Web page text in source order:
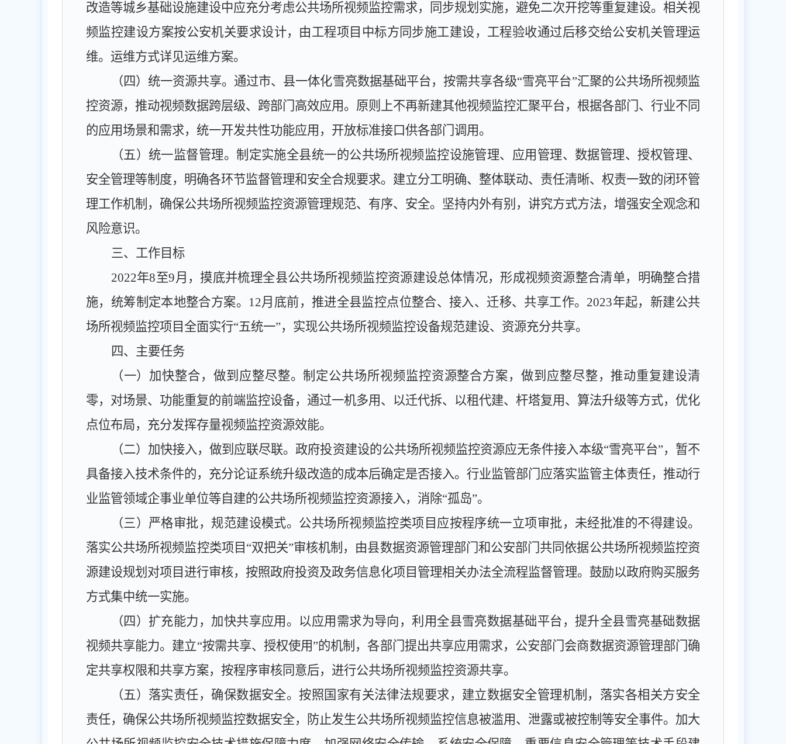
改造等城乡基础设施建设中应充分考虑公共场所视频监控需求，同步规划实施，避免二次开挖等重复建设。相关视
频监控建设方案按公安机关要求设计，由工程项目中标方同步施工建设，工程验收通过后移交给公安机关管理运
维。运维方式详见运维方案。
（四）统一资源共享。 通过市、县一体化雪亮数据基础平台，按需共享各级“雪亮平台”汇聚的公共场所视频监
控资源，推动视频数据跨层级、跨部门高效应用。原则上不再新建其他视频监控汇聚平台，根据各部门、行业不同
的应用场景和需求，统一开发共性功能应用，开放标准接口供各部门调用。
（五）统一监督管理。 制定实施全县统一的公共场所视频监控设施管理、应用管理、数据管理、授权管理、
安全管理等制度，明确各环节监督管理和安全合规要求。建立分工明确、整体联动、责任清晰、权责一致的闭环管
理工作机制，确保公共场所视频监控资源管理规范、有序、安全。坚持内外有别，讲究方式方法，增强安全观念和
风险意识。
三、工作目标
2022年8至9月，摸底并梳理全县公共场所视频监控资源建设总体情况，形成视频资源整合清单，明确整合措
施，统筹制定本地整合方案。 12月底前，推进全县监控点位整合、接入、迁移、共享工作。 2023年起，新建公共
场所视频监控项目全面实行“五统一”，实现公共场所视频监控设备规范建设、资源充分共享。
四、主要任务
（一）加快整合，做到应整尽整。 制定公共场所视频监控资源整合方案，做到应整尽整，推动重复建设清
零，对场景、功能重复的前端监控设备，通过一机多用、以迁代拆、以租代建、杆塔复用、算法升级等方式，优化
点位布局，充分发挥存量视频监控资源效能。
（二）加快接入，做到应联尽联。政府投资建设的公共场所视频监控资源应无条件接入本级“雪亮平台”，暂不
具备接入技术条件的，充分论证系统升级改造的成本后确定是否接入。行业监管部门应落实监管主体责任，推动行
业监管领域企事业单位等自建的公共场所视频监控资源接入，消除“孤岛”。
（三）严格审批，规范建设模式。 公共场所视频监控类项目应按程序统一立项审批，未经批准的不得建设。
落实公共场所视频监控类项目 “双把关”审核机制，由县数据资源管理部门和公安部门共同依据公共场所视频监控资
源建设规划对项目进行审核，按照政府投资及政务信息化项目管理相关办法全流程监督管理。鼓励以政府购买服务
方式集中统一实施。
（四）扩充能力，加快共享应用。 以应用需求为导向，利用全县雪亮数据基础平台，提升全县雪亮基础数据
视频共享能力。建立“按需共享、授权使用”的机制，各部门提出共享应用需求，公安部门会商数据资源管理部门确
定共享权限和共享方案，按程序审核同意后，进行公共场所视频监控资源共享。
（五）落实责任，确保数据安全。按照国家有关法律法规要求，建立数据安全管理机制，落实各相关方安全
责任，确保公共场所视频监控数据安全，防止发生公共场所视频监控信息被滥用、泄露或被控制等安全事件。加大